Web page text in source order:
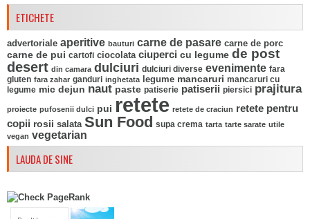
ETICHETE
advertoriale aperitive bauturi carne de pasare carne de porc
carne de pui cartofi ciocolata ciuperci cu legume de post
desert din camara dulciuri dulciuri diverse evenimente fara
gluten fara zahar ganduri inghetata legume mancaruri mancaruri cu
legume mic dejun naut paste patiserie patiserii piersici prajitura
proiecte pufosenii dulci pui retete retete de craciun retete pentru
copii rosii salata Sun Food supa crema tarta tarte sarate utile
vegan vegetarian
LAUDA DE SINE